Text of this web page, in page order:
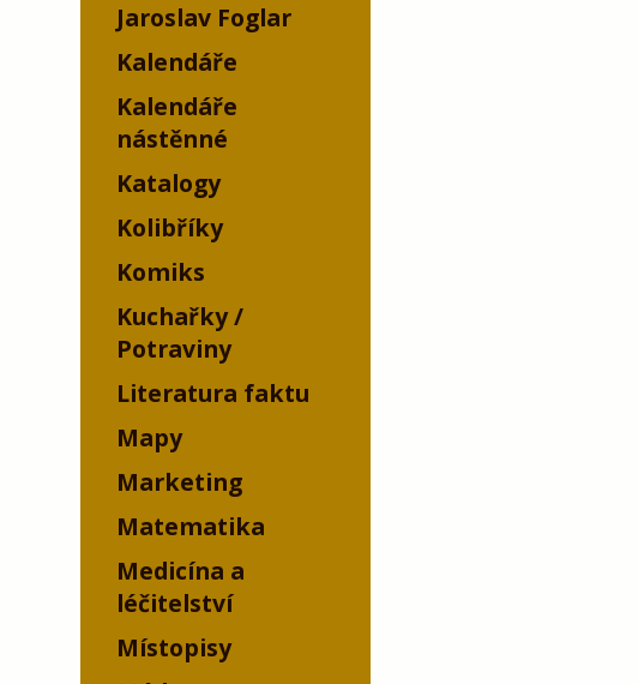
Jaroslav Foglar
Kalendáře
Kalendáře
nástěnné
Katalogy
Kolibříky
Komiks
Kuchařky /
Potraviny
Literatura faktu
Mapy
Marketing
Matematika
Medicína a
léčitelství
Místopisy